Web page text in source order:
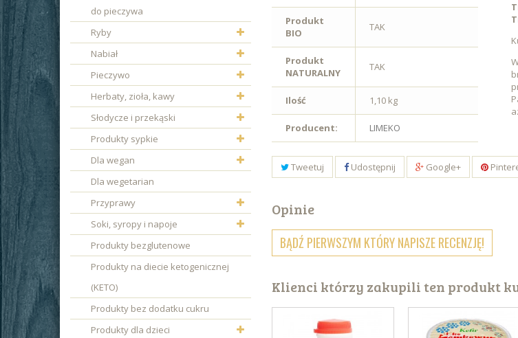
do pieczywa
Ryby
Nabiał
Pieczywo
Herbaty, zioła, kawy
Słodycze i przekąski
Produkty sypkie
Dla wegan
Dla wegetarian
Przyprawy
Soki, syropy i napoje
Produkty bezglutenowe
Produkty na diecie ketogenicznej
(KETO)
Produkty bez dodatku cukru
Produkty dla dzieci
Produkt
BIO
TAK
Produkt
NATURALNY
TAK
Ilość 1,10 kg
Producent: LIMEKO
Tweetuj Udostępnij Google+
Opinie
BĄDŹ PIERWSZYM KTÓRY NAPISZE RECENZJĘ!
Klienci którzy zakupili ten produkt